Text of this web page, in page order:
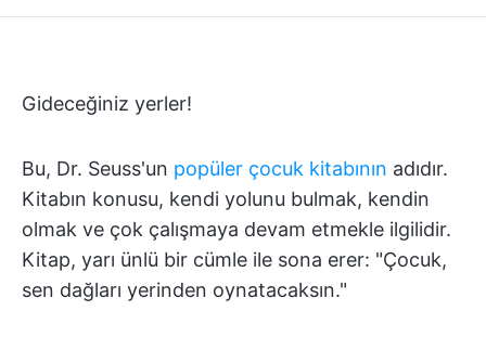
Gideceğiniz yerler!
Bu, Dr. Seuss'un popüler çocuk kitabının adıdır.
Kitabın konusu, kendi yolunu bulmak, kendin
olmak ve çok çalışmaya devam etmekle ilgilidir.
Kitap, yarı ünlü bir cümle ile sona erer: "Çocuk,
sen dağları yerinden oynatacaksın."